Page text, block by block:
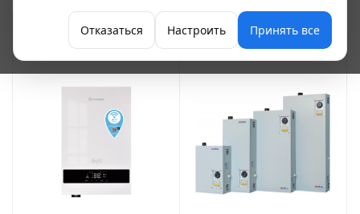
ФИЛЬТРОтказаться Настроить Принять все